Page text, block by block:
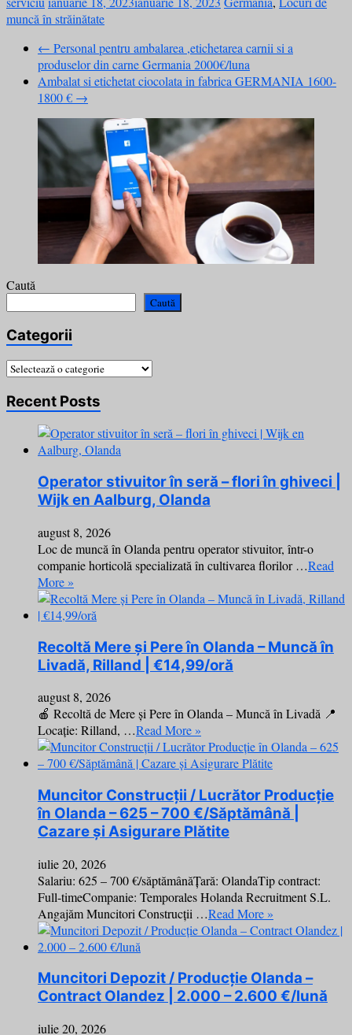
muncă în străinătate
← Personal pentru ambalarea ,etichetarea carnii si a
produselor din carne Germania 2000€/luna
Ambalat si etichetat ciocolata in fabrica GERMANIA 1600-
1800 € →
Caută
Caută
Categorii
Categorii
Recent Posts
Operator stivuitor în seră – flori în ghiveci |
Wijk en Aalburg, Olanda
august 8, 2026
Loc de muncă în Olanda pentru operator stivuitor, într-o
companie horticolă specializată în cultivarea florilor …Read
More »
Recoltă Mere și Pere în Olanda – Muncă în
Livadă, Rilland | €14,99/oră
august 8, 2026
🍎 Recoltă de Mere și Pere în Olanda – Muncă în Livadă 📍
Locație: Rilland, …Read More »
Muncitor Construcții / Lucrător Producție
în Olanda – 625 – 700 €/Săptămână |
Cazare și Asigurare Plătite
iulie 20, 2026
Salariu: 625 – 700 €/săptămânăȚară: OlandaTip contract:
Full-timeCompanie: Temporales Holanda Recruitment S.L.
Angajăm Muncitori Construcții …Read More »
Muncitori Depozit / Producție Olanda –
Contract Olandez | 2.000 – 2.600 €/lună
iulie 20, 2026